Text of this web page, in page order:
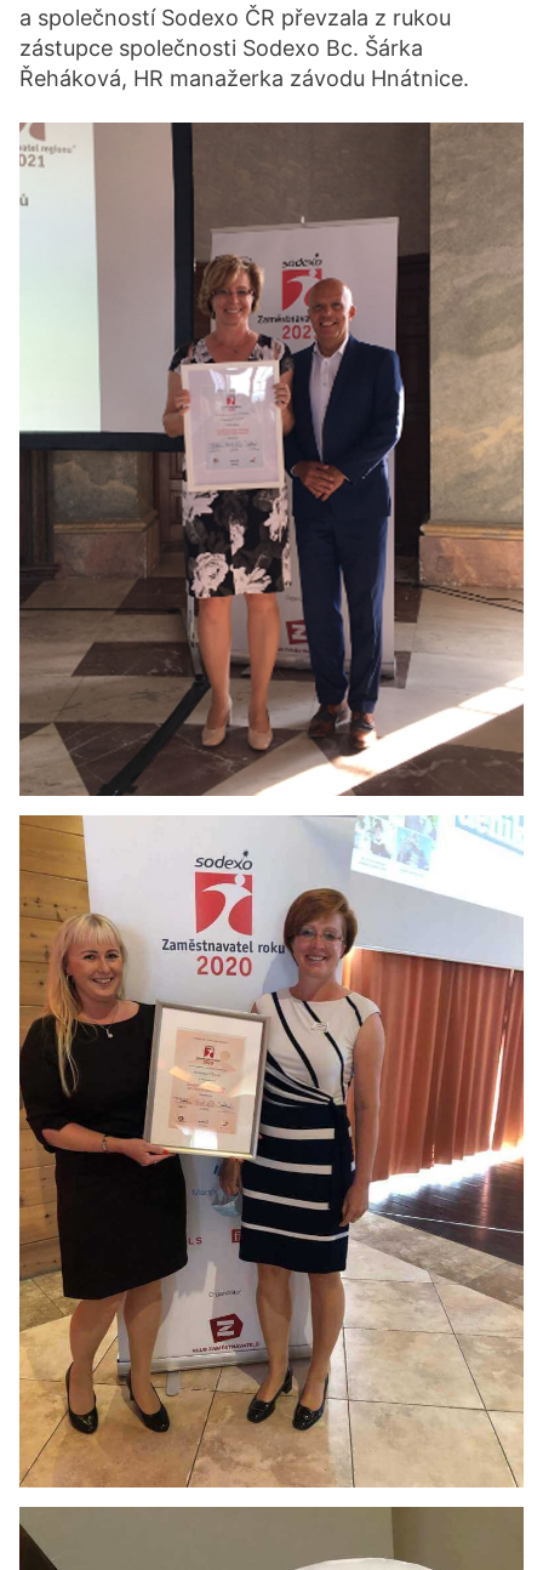
a společností Sodexo ČR převzala z rukou
zástupce společnosti Sodexo Bc. Šárka
Řeháková, HR manažerka závodu Hnátnice.